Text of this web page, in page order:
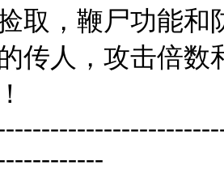
取，鞭尸功能和
传人，攻击倍数